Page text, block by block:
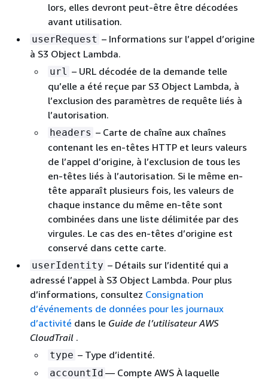
lors, elles devront peut-être être décodées
avant utilisation.
userRequest – Informations sur l’appel d’origine
à S3 Object Lambda.
url – URL décodée de la demande telle
qu’elle a été reçue par S3 Object Lambda, à
l’exclusion des paramètres de requête liés à
l’autorisation.
headers – Carte de chaîne aux chaînes
contenant les en-têtes HTTP et leurs valeurs
de l’appel d’origine, à l’exclusion de tous les
en-têtes liés à l’autorisation. Si le même en-
tête apparaît plusieurs fois, les valeurs de
chaque instance du même en-tête sont
combinées dans une liste délimitée par des
virgules. Le cas des en-têtes d’origine est
conservé dans cette carte.
userIdentity – Détails sur l’identité qui a
adressé l’appel à S3 Object Lambda. Pour plus
d’informations, consultez Consignation
d’événements de données pour les journaux
d’activité dans le Guide de l’utilisateur AWS
CloudTrail .
type – Type d’identité.
accountId — Compte AWS À laquelle